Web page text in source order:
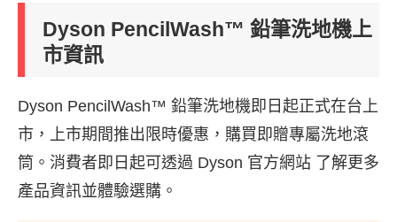
Dyson PencilWash™ 鉛筆洗地機上
市資訊
Dyson PencilWash™ 鉛筆洗地機即日起正式在台上
市，上市期間推出限時優惠，購買即贈專屬洗地滾
筒。消費者即日起可透過 Dyson 官方網站 了解更多
產品資訊並體驗選購。